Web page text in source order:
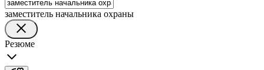
заместитель начальника охраны
Резюме